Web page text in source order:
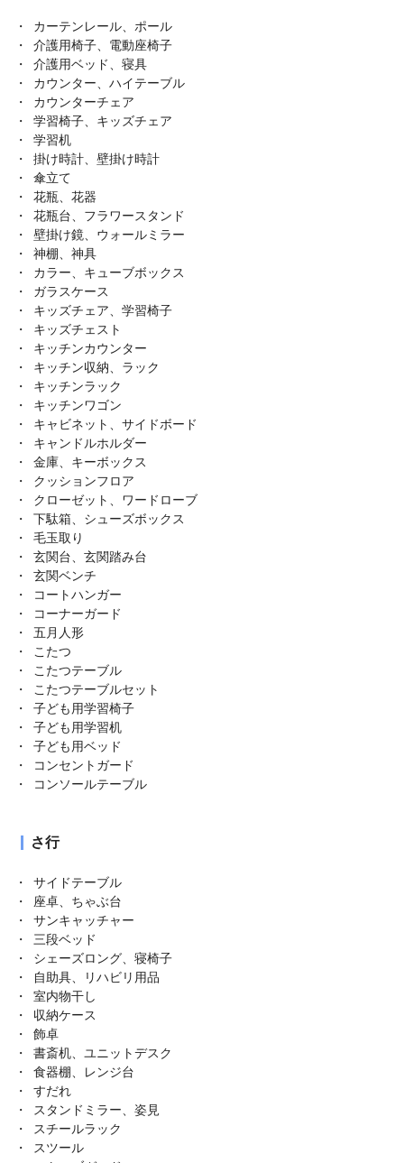
カーテンレール、ポール
介護用椅子、電動座椅子
介護用ベッド、寝具
カウンター、ハイテーブル
カウンターチェア
学習椅子、キッズチェア
学習机
掛け時計、壁掛け時計
傘立て
花瓶、花器
花瓶台、フラワースタンド
壁掛け鏡、ウォールミラー
神棚、神具
カラー、キューブボックス
ガラスケース
キッズチェア、学習椅子
キッズチェスト
キッチンカウンター
キッチン収納、ラック
キッチンラック
キッチンワゴン
キャビネット、サイドボード
キャンドルホルダー
金庫、キーボックス
クッションフロア
クローゼット、ワードローブ
下駄箱、シューズボックス
毛玉取り
玄関台、玄関踏み台
玄関ベンチ
コートハンガー
コーナーガード
五月人形
こたつ
こたつテーブル
こたつテーブルセット
子ども用学習椅子
子ども用学習机
子ども用ベッド
コンセントガード
コンソールテーブル
さ行
サイドテーブル
座卓、ちゃぶ台
サンキャッチャー
三段ベッド
シェーズロング、寝椅子
自助具、リハビリ用品
室内物干し
収納ケース
飾卓
書斎机、ユニットデスク
食器棚、レンジ台
すだれ
スタンドミラー、姿見
スチールラック
スツール